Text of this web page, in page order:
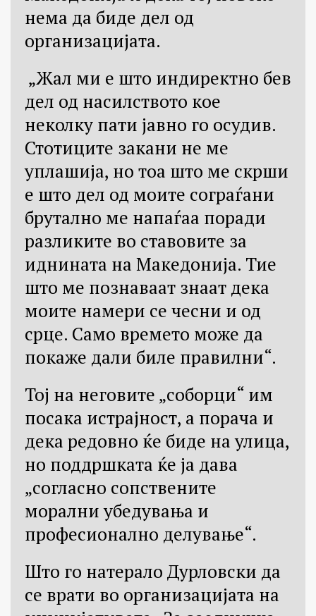
нема да биде дел од
организацијата.
„Жал ми е што индиректно бев
дел од насилството кое
неколку пати јавно го осудив.
Стотиците закани не ме
уплашија, но тоа што ме скрши
е што дел од моите сограѓани
брутално ме напаѓаа поради
разликите во ставовите за
иднината на Македонија. Тие
што ме познаваат знаат дека
моите намери се чесни и од
срце. Само времето може да
покаже дали биле правилни“.
Тој на неговите „соборци“ им
посака истрајност, а порача и
дека редовно ќе биде на улица,
но поддршката ќе ја дава
„согласно сопствените
морални убедувања и
професионално делување“.
Што го натерало Дурловски да
се врати во организацијата на